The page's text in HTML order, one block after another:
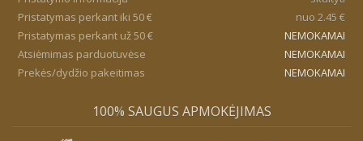
Pristatymas perkant iki 50 €
nuo 2.45 €
Pristatymas perkant už 50 €
NEMOKAMAI
Atsiėmimas parduotuvėse
NEMOKAMAI
Prekės/dydžio pakeitimas
NEMOKAMAI
100% SAUGUS APMOKĖJIMAS